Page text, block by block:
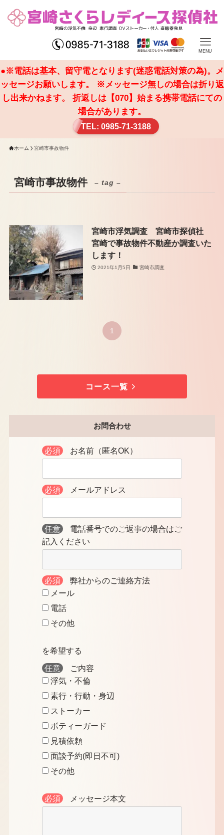
MENU
●※電話は基本、留守電となります(迷惑電話対策の為)。メ
ッセージお願いします。 ※メッセージ無しの場合は折り返
し出来かねます。 折返しは【070】始まる携帯電話にての
場合があります。
TEL: 0985-71-3188
ホーム 宮崎市事故物件
宮崎市事故物件 – tag –
宮崎市浮気調査 宮崎市探偵社
宮崎で事故物件不動産か調査いた
します！
2021年1月5日 宮崎市調査
1
コース一覧
お問合わせ
必須 お名前（匿名OK）
必須 メールアドレス
任意
電話番号でのご返事の場合はご
記入ください
必須
弊社からのご連絡方法
メール
電話
その他
を希望する
任意
ご内容
浮気・不倫
素行・行動・身辺
ストーカー
ボティーガード
見積依頼
面談予約(即日不可)
その他
必須 メッセージ本文